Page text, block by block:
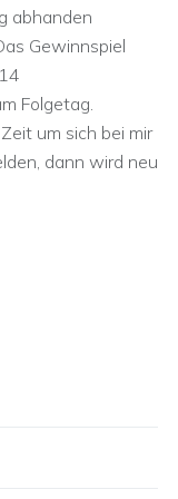
abhanden
Gewinnspiel
Folgetag.
um sich bei mir
dann wird neu